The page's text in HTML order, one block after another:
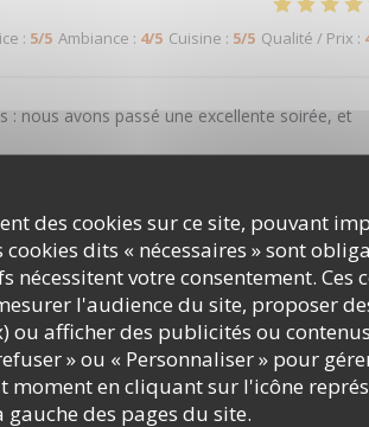
des cookies sur ce site, pouvant
dits « nécessaires » sont
votre consentement. Ces
l'audience du site, proposer
ou afficher des publicités ou
» ou « Personnaliser » pour
moment en cliquant sur l'icône
gauche des pages du site.
: 5/5 Ambiance : 4/5 Cuisine : 5/5 Qualité / Prix :
nous avons passé une excellente soirée, et
:4/5 Ambiance: 4/5 Cuisine:2/5 Qualité / Prix:3
Mais cette fois ci on était très déçu. Les plats
d’épaule d’agneau n’avait pas de goût du
que c’est le même chef de l’année dernière.
DE BAILLY